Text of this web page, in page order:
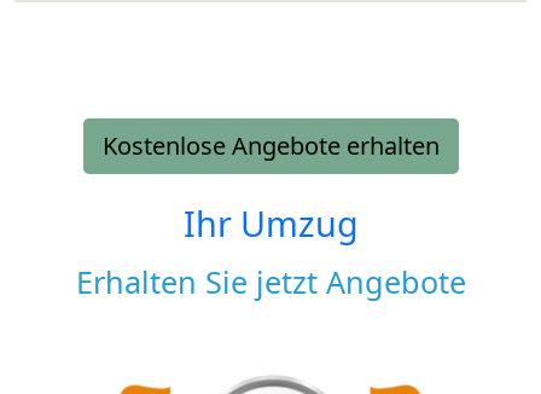
Kostenlose Angebote erhalten
Ihr Umzug
Erhalten Sie jetzt Angebote